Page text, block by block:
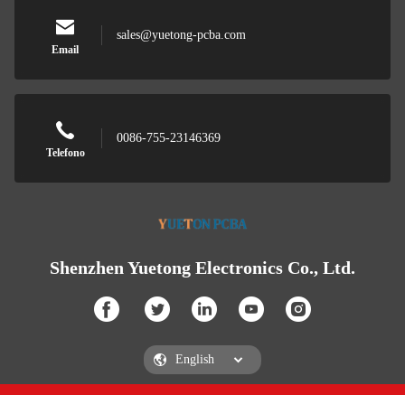
Email
sales@yuetong-pcba.com
Telefono
0086-755-23146369
Shenzhen Yuetong Electronics Co., Ltd.